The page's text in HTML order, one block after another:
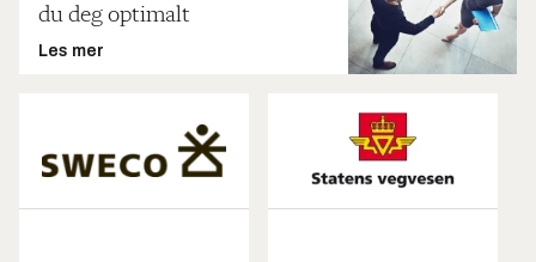
du deg optimalt
Les mer